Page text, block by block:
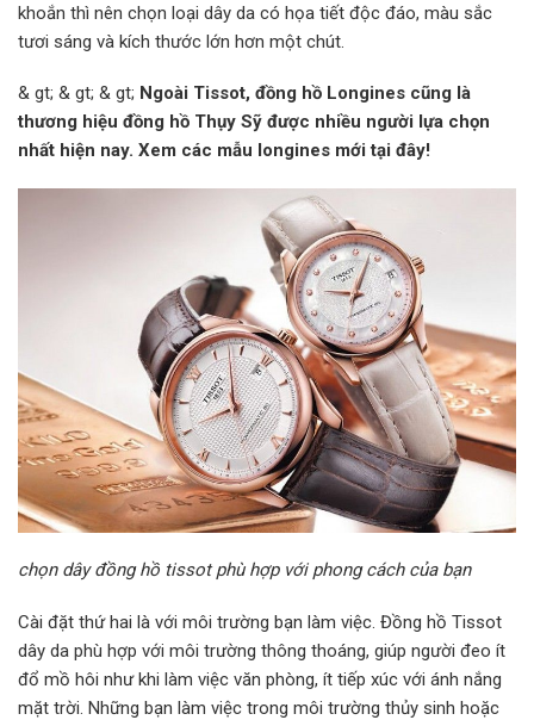
khoắn thì nên chọn loại dây da có họa tiết độc đáo, màu sắc
tươi sáng và kích thước lớn hơn một chút.
& gt; & gt; & gt; Ngoài Tissot, đồng hồ Longines cũng là
thương hiệu đồng hồ Thụy Sỹ được nhiều người lựa chọn
nhất hiện nay. Xem các mẫu longines mới tại đây!
chọn dây đồng hồ tissot phù hợp với phong cách của bạn
Cài đặt thứ hai là với môi trường bạn làm việc. Đồng hồ Tissot
dây da phù hợp với môi trường thông thoáng, giúp người đeo ít
đổ mồ hôi như khi làm việc văn phòng, ít tiếp xúc với ánh nắng
mặt trời. Những bạn làm việc trong môi trường thủy sinh hoặc